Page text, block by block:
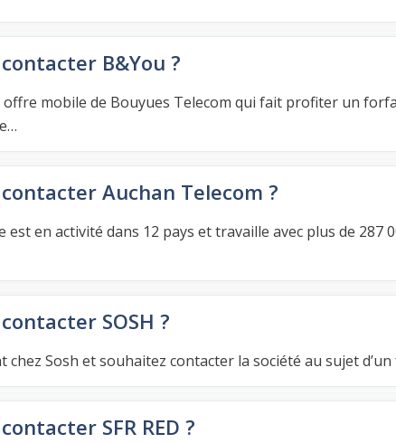
B&You ?
mobile de Bouyues Telecom qui fait profiter un
Auchan Telecom ?
est en activité dans 12 pays et travaille avec plus de 287
SOSH ?
chez Sosh et souhaitez contacter la société au sujet
SFR RED ?